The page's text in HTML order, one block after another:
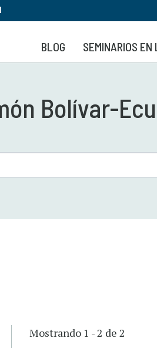
al
BLOG SEMINARIOS EN
Bolívar-
Mostrando 1 - 2 de 2